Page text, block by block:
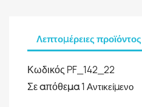
Λεπτομέρειες προϊόντος
Κωδικός PF_142_22
Σε απόθεμα1 Αντικείμενο